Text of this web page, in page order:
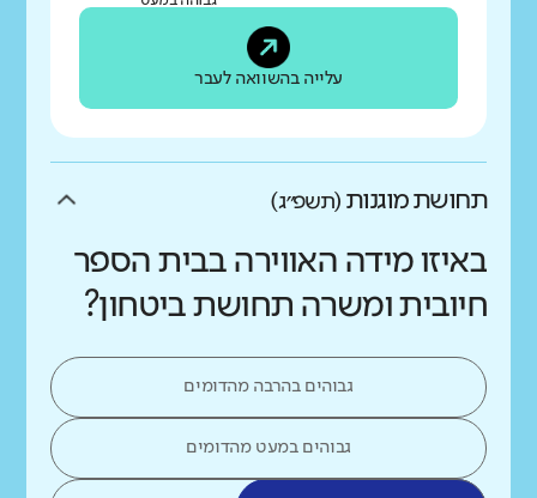
עלייה בהשוואה לעבר
תחושת מוגנות (תשפ״ג)
באיזו מידה האווירה בבית הספר
חיובית ומשרה תחושת ביטחון?
גבוהים בהרבה מהדומים
גבוהים במעט מהדומים